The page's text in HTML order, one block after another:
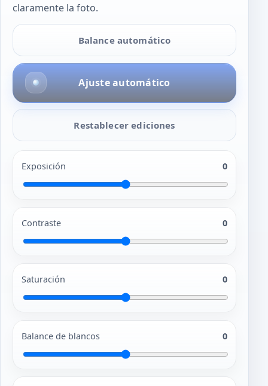
claramente la foto.
Balance automático
Ajuste automático
Restablecer ediciones
Exposición 0
Contraste 0
Saturación 0
Balance de blancos 0